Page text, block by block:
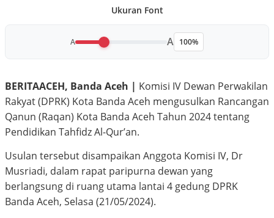
Ukuran Font
A A 100%
BERITAACEH, Banda Aceh | Komisi IV Dewan Perwakilan
Rakyat (DPRK) Kota Banda Aceh mengusulkan Rancangan
Qanun (Raqan) Kota Banda Aceh Tahun 2024 tentang
Pendidikan Tahfidz Al-Qur’an.
Usulan tersebut disampaikan Anggota Komisi IV, Dr
Musriadi, dalam rapat paripurna dewan yang
berlangsung di ruang utama lantai 4 gedung DPRK
Banda Aceh, Selasa (21/05/2024).